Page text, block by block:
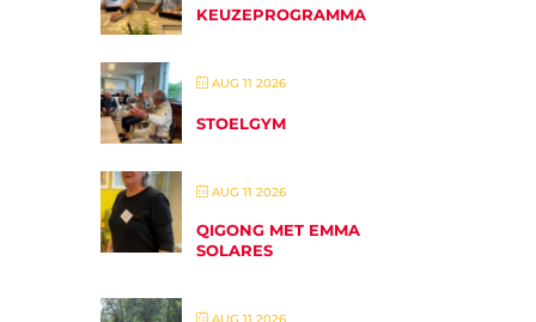
KEUZEPROGRAMMA
AUG 11 2026
STOELGYM
AUG 11 2026
QIGONG MET EMMA
SOLARES